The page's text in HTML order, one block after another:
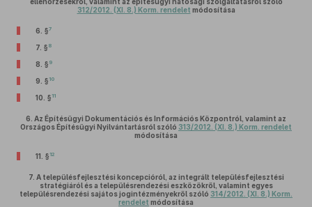
312/2012. (XI. 8.) Korm. rendelet módosítása
6. §7
7. § 8
8. § 9
9. § 10
10. § 11
6. Az Építésügyi Dokumentációs és Információs Központról, valamint az
Országos Építésügyi Nyilvántartásról szóló 313/2012. (XI. 8.) Korm. rendelet
módosítása
11. § 12
7. A településfejlesztési koncepcióról, az integrált településfejlesztési
stratégiáról és a településrendezési eszközökről, valamint egyes
településrendezési sajátos jogintézményekről szóló 314/2012. (XI. 8.) Korm.
rendelet módosítása